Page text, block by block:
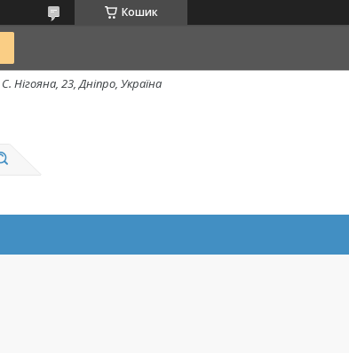
Кошик
Нігояна, 23, Дніпро, Україна